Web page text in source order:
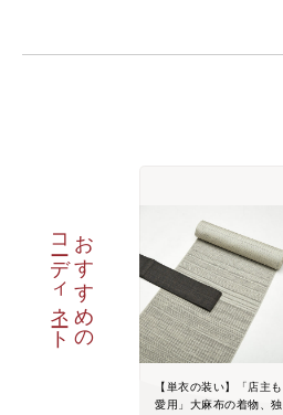
おすすめの
コーディネート
【単衣の装い】「店主も
愛用」大麻布の着物、独